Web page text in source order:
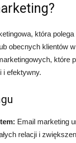
która
obecnych klientów
które
i efektywny.
Email marketing
relacji i